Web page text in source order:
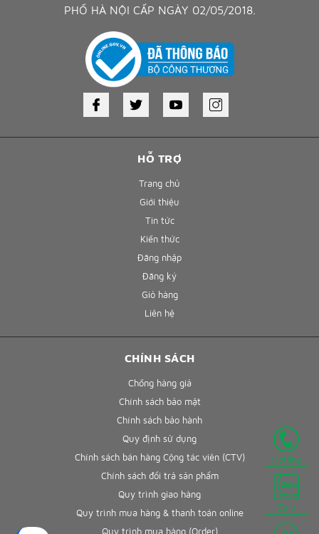
Hotline
Zalo
HỖ TRỢ
Trang chủ
Giới thiệu
Tin tức
Kiến thức
Đăng nhập
Đăng ký
Giỏ hàng
Liên hệ
PHỐ HÀ NỘI CẤP NGÀY 02/05/2018.
CHÍNH SÁCH
Chống hàng giả
Chính sách bảo mật
Chính sách bảo hành
Quy định sử dụng
Chính sách bán hàng Cộng tác viên (CTV)
Chính sách đổi trả sản phẩm
Quy trình giao hàng
Quy trình mua hàng & thanh toán online
Quy trình mua hàng (Order)